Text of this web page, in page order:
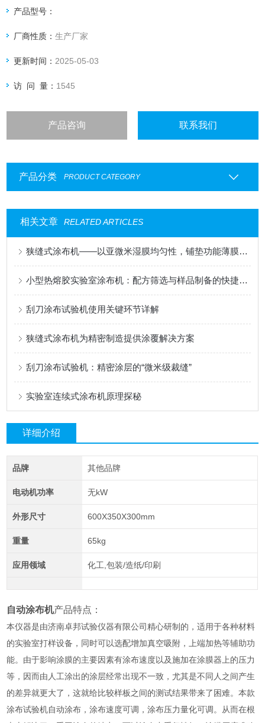
就给比较样板之间的测试结果带来了困难。本款涂布试验机自
决了，手工涂布的缺点。
产品型号：
厂商性质：生产厂家
更新时间： 2025-05-03
访 问 量： 1545
产品咨询 联系我们
产品分类 PRODUCT CATEGORY
相关文章 RELATED ARTICLES
狭缝式涂布机——以亚微米湿膜均匀性，铺垫功能薄膜的性能基石
小型热熔胶实验室涂布机：配方筛选与样品制备的快捷工具
刮刀涂布试验机使用关键环节详解
狭缝式涂布机为精密制造提供涂覆解决方案
刮刀涂布试验机：精密涂层的“微米级裁缝”
实验室连续式涂布机原理探秘
详细介绍
品牌 其他品牌
电动机功率 无kW
外形尺寸 600X350X300mm
重量 65kg
应用领域 化工,包装/造纸/印刷
自动涂布机产品特点：
本仪器是由济南卓邦试验仪器有限公司精心研制的，适用于各种材料
的实验室打样设备，同时可以选配增加真空吸附，上端加热等辅助功
能。 由于影响涂膜的主要因素有涂布速度以及施加在涂膜器上的压力
等，因而由人工涂出的涂层经常出现不一致，尤其是不同人之间产生
的差异就更大了，这就给比较样板之间的测试结果带来了困难。本款
涂布试验机自动涂布，涂布速度可调，涂布压力量化可调。从而在根